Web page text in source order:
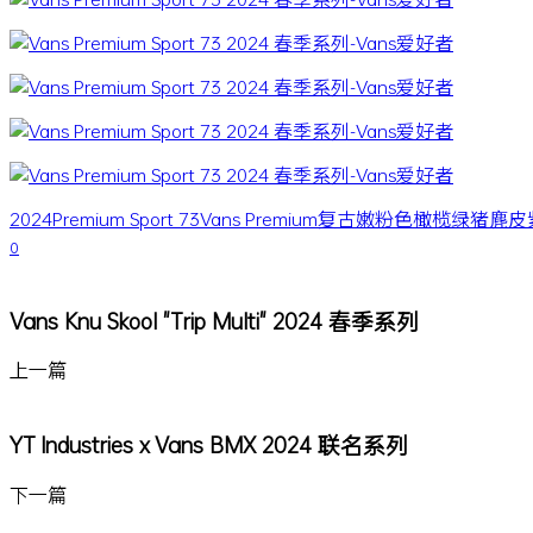
2024Premium Sport 73Vans Premium复古嫩粉色橄榄绿猪麂皮
0
Vans Knu Skool "Trip Multi" 2024 春季系列
上一篇
YT Industries x Vans BMX 2024 联名系列
下一篇